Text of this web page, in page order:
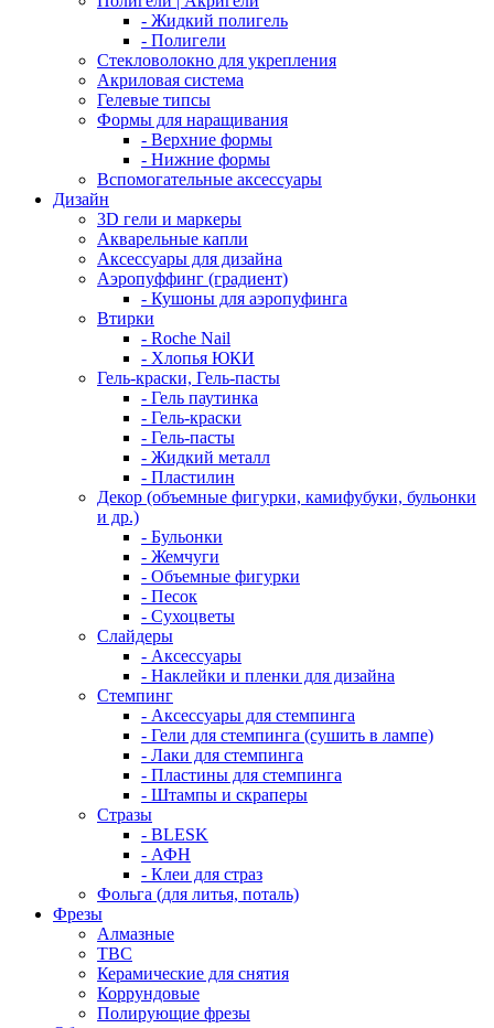
- Жидкий полигель
- Полигели
Стекловолокно для укрепления
Акриловая система
Гелевые типсы
Формы для наращивания
- Верхние формы
- Нижние формы
Вспомогательные аксессуары
Дизайн
3D гели и маркеры
Акварельные капли
Аксессуары для дизайна
Аэропуффинг (градиент)
- Кушоны для аэропуфинга
Втирки
- Roche Nail
- Хлопья ЮКИ
Гель-краски, Гель-пасты
- Гель паутинка
- Гель-краски
- Гель-пасты
- Жидкий металл
- Пластилин
Декор (объемные фигурки, камифубуки, бульонки
и др.)
- Бульонки
- Жемчуги
- Объемные фигурки
- Песок
- Сухоцветы
Слайдеры
- Аксессуары
- Наклейки и пленки для дизайна
Стемпинг
- Аксессуары для стемпинга
- Гели для стемпинга (сушить в лампе)
- Лаки для стемпинга
- Пластины для стемпинга
- Штампы и скраперы
Стразы
- BLESK
- АФН
- Клеи для страз
Фольга (для литья, поталь)
Фрезы
Алмазные
ТВС
Керамические для снятия
Коррундовые
Полирующие фрезы